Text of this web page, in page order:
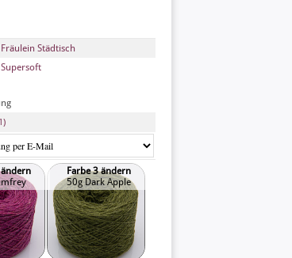
Fräulein Städtisch
ändern
Farbe 3 ändern
50g Dark Apple